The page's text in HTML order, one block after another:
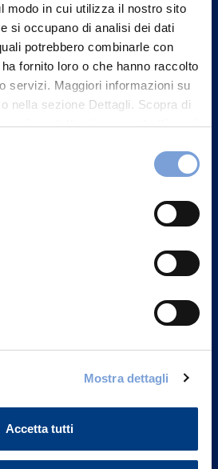
modo in cui utilizza il nostro sito
si occupano di analisi dei dati
potrebbero combinarle con
fornito loro o che hanno raccolto
servizi. Maggiori informazioni su
nella sezione Dettagli. Scopra di
può contattarci e come trattiamo i
sito nella sezione "Informativa
Mostra dettagli
Accetta tutti